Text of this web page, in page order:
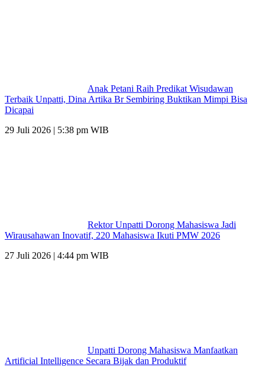
Anak Petani Raih Predikat Wisudawan
Terbaik Unpatti, Dina Artika Br Sembiring Buktikan Mimpi Bisa
Dicapai
29 Juli 2026 | 5:38 pm WIB
Rektor Unpatti Dorong Mahasiswa Jadi
Wirausahawan Inovatif, 220 Mahasiswa Ikuti PMW 2026
27 Juli 2026 | 4:44 pm WIB
Unpatti Dorong Mahasiswa Manfaatkan
Artificial Intelligence Secara Bijak dan Produktif